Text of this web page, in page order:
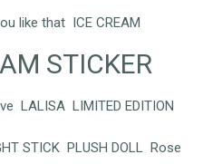
like that ICE CREAM
STICKER
LALISA LIMITED EDITION
STICK PLUSH DOLL Rose